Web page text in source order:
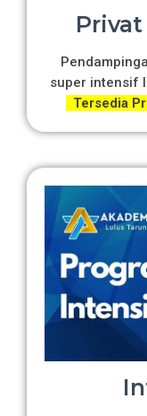
super intensif
Tersedia